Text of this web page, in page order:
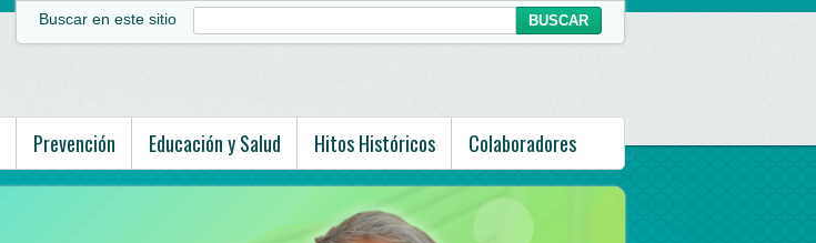
Buscar en este sitio
Prevención Educación y Salud Hitos Históricos Colaboradores